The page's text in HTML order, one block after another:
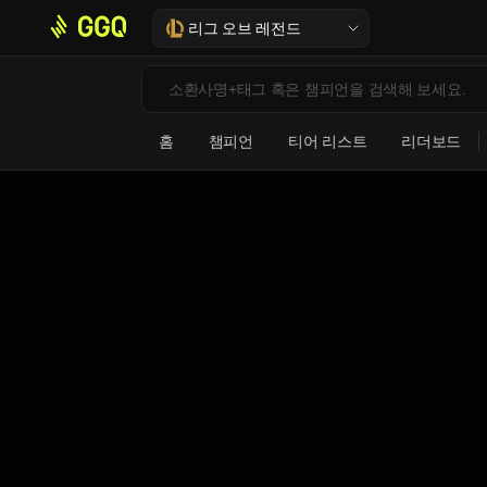
리그 오브 레전드
홈 챔피언 티어 리스트 리더보드